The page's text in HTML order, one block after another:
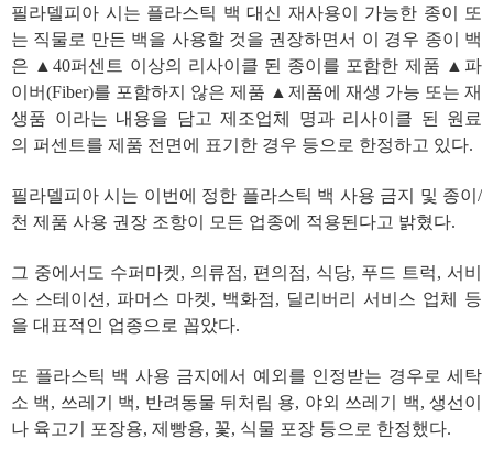
필라델피아 시는 플라스틱 백 대신 재사용이 가능한 종이 또
는 직물로 만든 백을 사용할 것을 권장하면서 이 경우 종이 백
은 ▲40퍼센트 이상의 리사이클 된 종이를 포함한 제품 ▲파
이버(Fiber)를 포함하지 않은 제품 ▲제품에 재생 가능 또는 재
생품 이라는 내용을 담고 제조업체 명과 리사이클 된 원료
의 퍼센트를 제품 전면에 표기한 경우 등으로 한정하고 있다.
필라델피아 시는 이번에 정한 플라스틱 백 사용 금지 및 종이/
천 제품 사용 권장 조항이 모든 업종에 적용된다고 밝혔다.
그 중에서도 수퍼마켓, 의류점, 편의점, 식당, 푸드 트럭, 서비
스 스테이션, 파머스 마켓, 백화점, 딜리버리 서비스 업체 등
을 대표적인 업종으로 꼽았다.
또 플라스틱 백 사용 금지에서 예외를 인정받는 경우로 세탁
소 백, 쓰레기 백, 반려동물 뒤처림 용, 야외 쓰레기 백, 생선이
나 육고기 포장용, 제빵용, 꽃, 식물 포장 등으로 한정했다.